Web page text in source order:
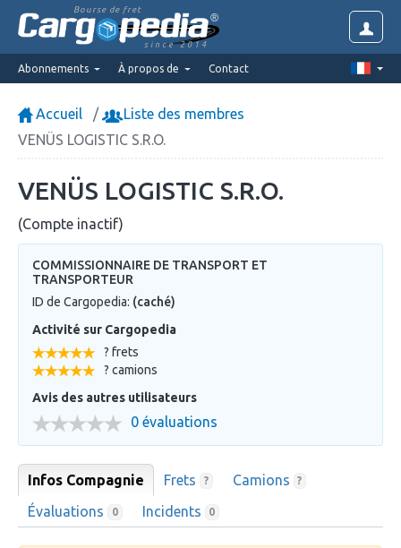
Bourse de fret
since 2014
Abonnements À propos de Contact
Accueil
Liste des membres
VENÜS LOGISTIC S.R.O.
VENÜS LOGISTIC S.R.O.
(Compte inactif)
COMMISSIONNAIRE DE TRANSPORT ET
TRANSPORTEUR
ID de Cargopedia: (caché)
Activité sur Cargopedia
? frets
? camions
Avis des autres utilisateurs
0 évaluations
Infos Compagnie Frets ? Camions ?
Évaluations 0 Incidents 0